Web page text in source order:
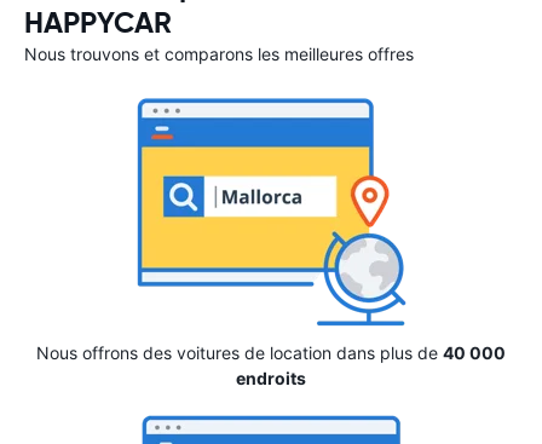
HAPPYCAR
Nous trouvons et comparons les meilleures offres
Nous offrons des voitures de location dans plus de 40 000
endroits